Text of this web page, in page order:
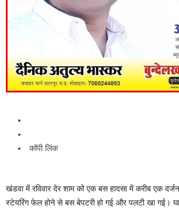
कॉपी लिंक
खंडवा में रविवार देर शाम को एक बस हादसा में करीब एक
स्टेयरिंग फेल होने से बस बेपटरी हो गई और पलटी खा गई।